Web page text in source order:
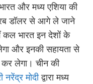
और मध्य एशिया की
अरब डॉलर से आगे ले जाने
कल भारत इन देशों के
और इनकी सहायता से
कर लेगा। चीन की
नरेंद्र मोदीद्वारा मध्य